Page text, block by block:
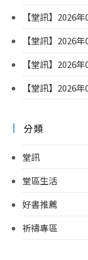
【堂訊】2026年
【堂訊】2026年
【堂訊】2026年
【堂訊】2026年
分類
堂訊
堂區生活
好書推薦
祈禱專區